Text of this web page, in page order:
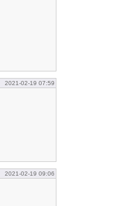
2021-02-19 07:59
2021-02-19 09:06